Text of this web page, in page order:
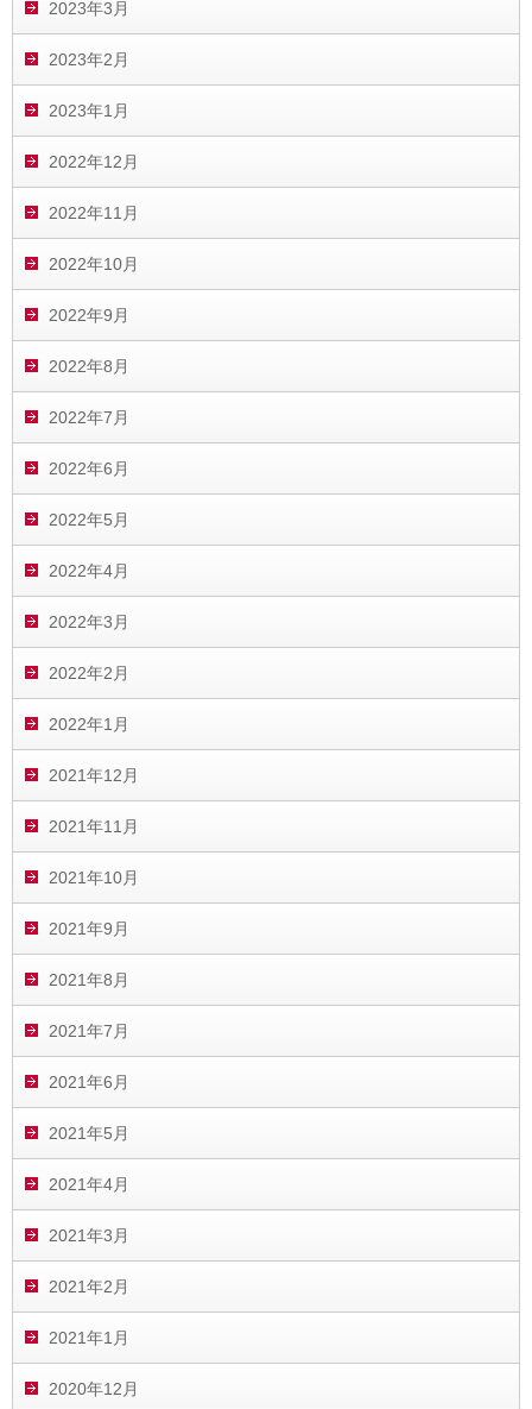
2023年3月
2023年2月
2023年1月
2022年12月
2022年11月
2022年10月
2022年9月
2022年8月
2022年7月
2022年6月
2022年5月
2022年4月
2022年3月
2022年2月
2022年1月
2021年12月
2021年11月
2021年10月
2021年9月
2021年8月
2021年7月
2021年6月
2021年5月
2021年4月
2021年3月
2021年2月
2021年1月
2020年12月